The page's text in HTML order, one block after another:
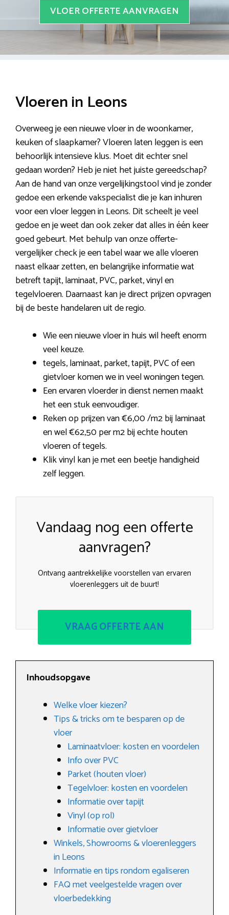
VLOER OFFERTE AANVRAGEN
Vloeren in Leons
Overweeg je een nieuwe vloer in de woonkamer,
keuken of slaapkamer? Vloeren laten leggen is een
behoorlijk intensieve klus. Moet dit echter snel
gedaan worden? Heb je niet het juiste gereedschap?
Aan de hand van onze vergelijkingstool vind je zonder
gedoe een erkende vakspecialist die je kan inhuren
voor een vloer leggen in Leons. Dit scheelt je veel
gedoe en je weet dan ook zeker dat alles in één keer
goed gebeurt. Met behulp van onze offerte-
vergelijker check je een tabel waar we alle vloeren
naast elkaar zetten, en belangrijke informatie wat
betreft tapijt, laminaat, PVC, parket, vinyl en
tegelvloeren. Daarnaast kan je direct prijzen opvragen
bij de beste handelaren uit de regio.
Wie een nieuwe vloer in huis wil heeft enorm
veel keuze.
tegels, laminaat, parket, tapijt, PVC of een
gietvloer komen we in veel woningen tegen.
Een ervaren vloerder in dienst nemen maakt
het een stuk eenvoudiger.
Reken op prijzen van €6,00 /m2 bij laminaat
en wel €62,50 per m2 bij echte houten
vloeren of tegels.
Klik vinyl kan je met een beetje handigheid
zelf leggen.
Vandaag nog een offerte
aanvragen?
Ontvang aantrekkelijke voorstellen van ervaren
vloerenleggers uit de buurt!
VRAAG OFFERTE AAN
Inhoudsopgave
Welke vloer kiezen?
Tips & tricks om te besparen op de
vloer
Laminaatvloer: kosten en voordelen
Info over PVC
Parket (houten vloer)
Tegelvloer: kosten en voordelen
Informatie over tapijt
Vinyl (op rol)
Informatie over gietvloer
Winkels, Showrooms & vloerenleggers
in Leons
Informatie en tips rondom egaliseren
FAQ met veelgestelde vragen over
vloerbedekking